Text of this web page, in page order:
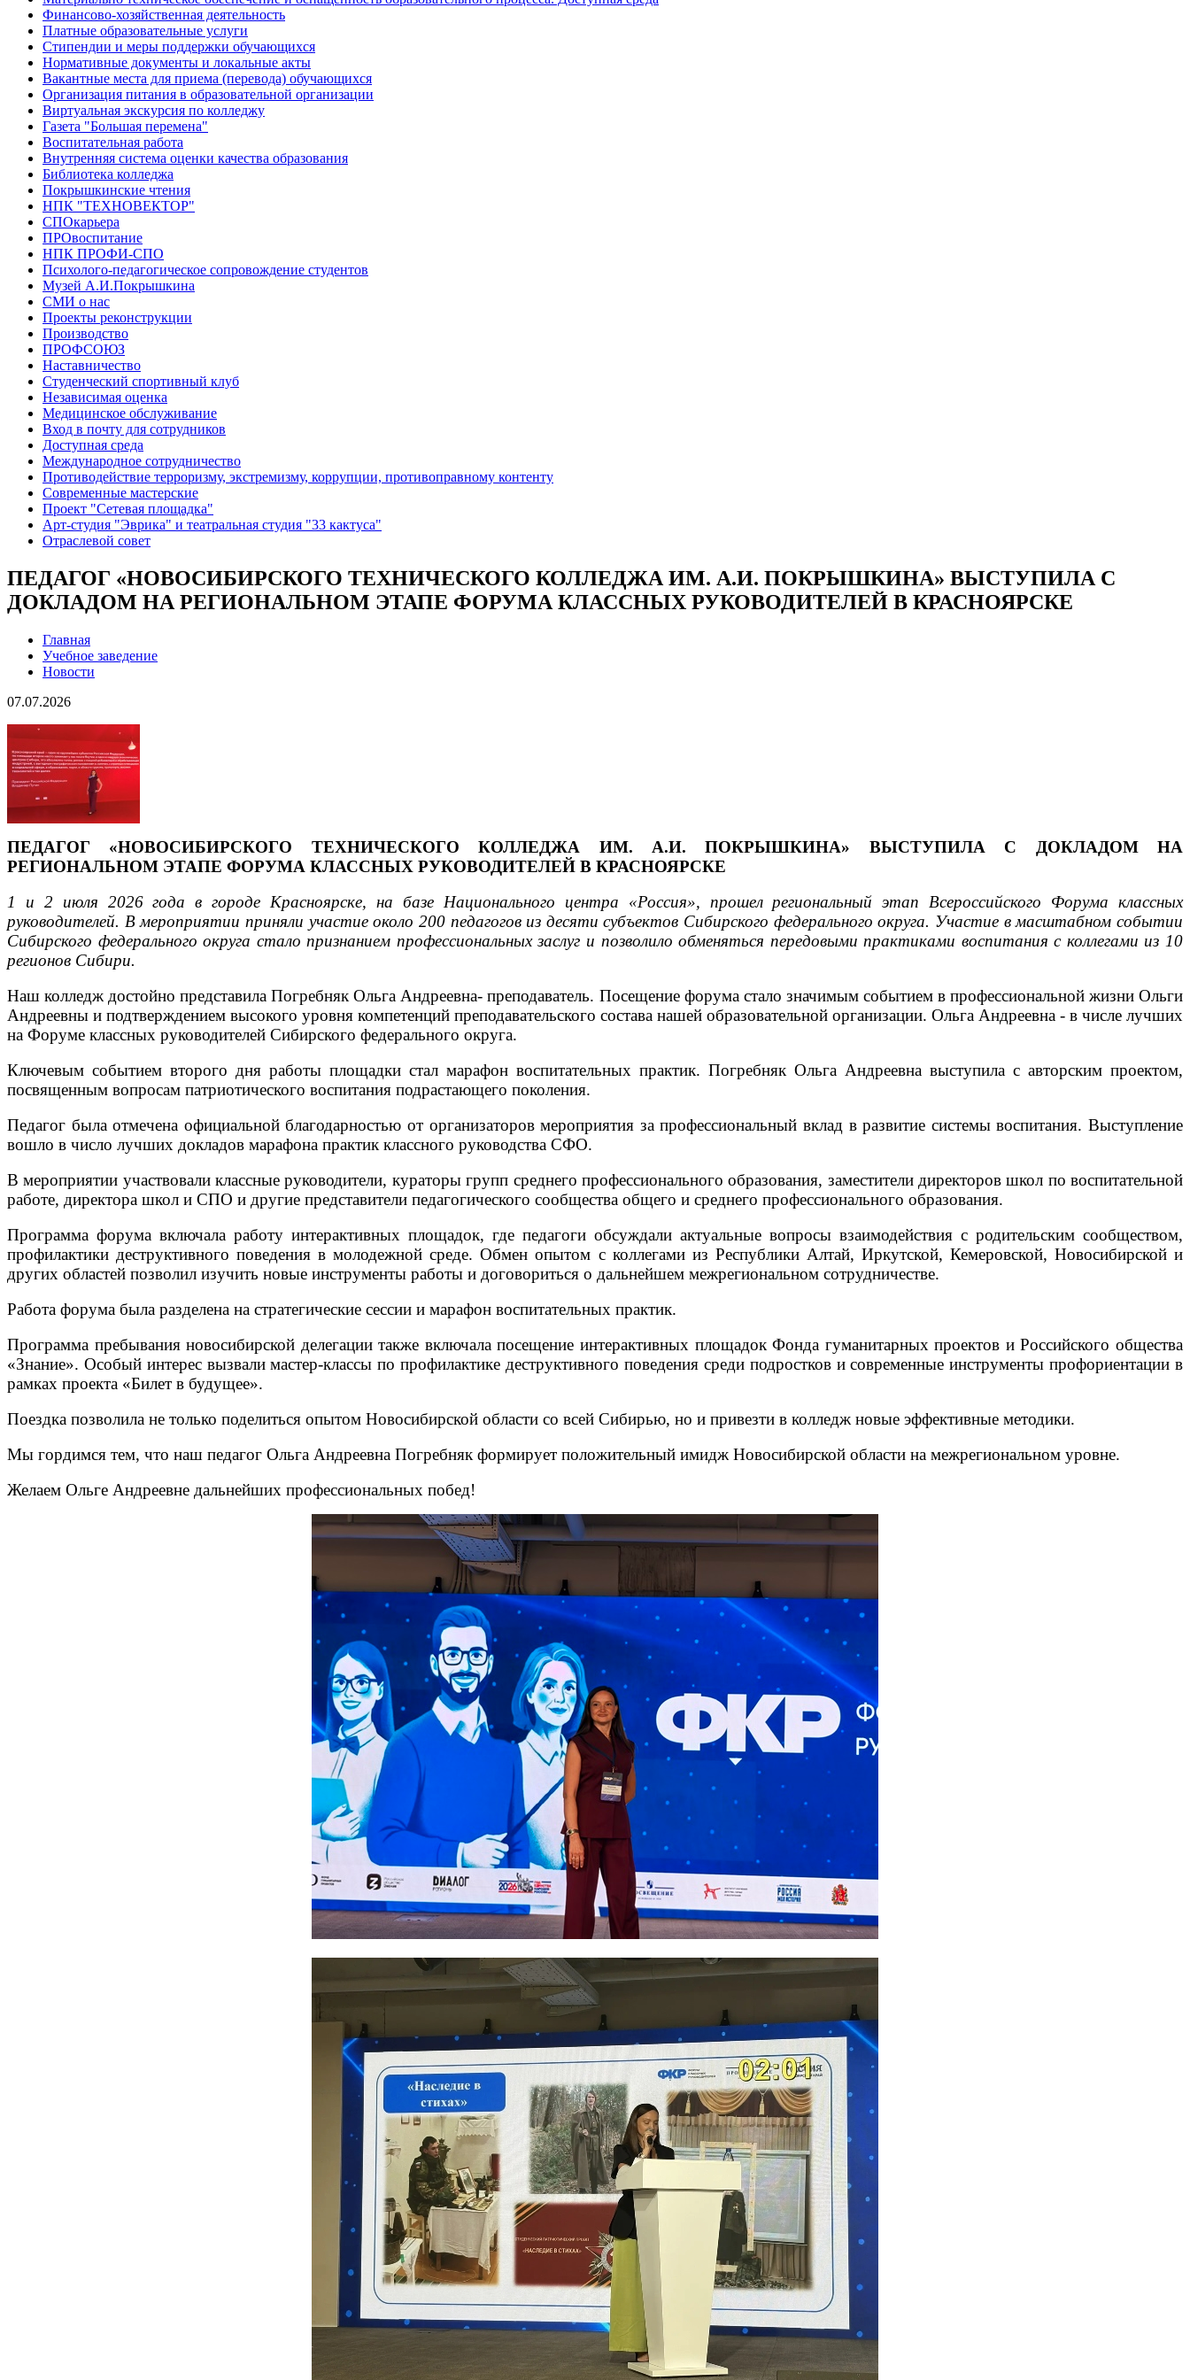
Финансово-хозяйственная деятельность
Платные образовательные услуги
Стипендии и меры поддержки обучающихся
Нормативные документы и локальные акты
Вакантные места для приема (перевода) обучающихся
Организация питания в образовательной организации
Виртуальная экскурсия по колледжу
Газета "Большая перемена"
Воспитательная работа
Внутренняя система оценки качества образования
Библиотека колледжа
Покрышкинские чтения
НПК "ТЕХНОВЕКТОР"
СПОкарьера
ПРОвоспитание
НПК ПРОФИ-СПО
Психолого-педагогическое сопровождение студентов
Музей А.И.Покрышкина
СМИ о нас
Проекты реконструкции
Производство
ПРОФСОЮЗ
Наставничество
Студенческий спортивный клуб
Независимая оценка
Медицинское обслуживание
Вход в почту для сотрудников
Доступная среда
Международное сотрудничество
Противодействие терроризму, экстремизму, коррупции, противоправному контенту
Современные мастерские
Проект "Сетевая площадка"
Арт-студия "Эврика" и театральная студия "33 кактуса"
Отраслевой совет
ПЕДАГОГ «НОВОСИБИРСКОГО ТЕХНИЧЕСКОГО КОЛЛЕДЖА ИМ. А.И. ПОКРЫШКИНА» ВЫСТУПИЛА С
ДОКЛАДОМ НА РЕГИОНАЛЬНОМ ЭТАПЕ ФОРУМА КЛАССНЫХ РУКОВОДИТЕЛЕЙ В КРАСНОЯРСКЕ
Главная
Учебное заведение
Новости
07.07.2026
ПЕДАГОГ «НОВОСИБИРСКОГО ТЕХНИЧЕСКОГО КОЛЛЕДЖА ИМ. А.И. ПОКРЫШКИНА» ВЫСТУПИЛА С ДОКЛАДОМ НА
РЕГИОНАЛЬНОМ ЭТАПЕ ФОРУМА КЛАССНЫХ РУКОВОДИТЕЛЕЙ В КРАСНОЯРСКЕ
1 и 2 июля 2026 года в городе Красноярске, на базе Национального центра «Россия», прошел региональный этап Всероссийского Форума классных
руководителей. В мероприятии приняли участие около 200 педагогов из десяти субъектов Сибирского федерального округа. Участие в масштабном событии
Сибирского федерального округа стало признанием профессиональных заслуг и позволило обменяться передовыми практиками воспитания с коллегами из 10
регионов Сибири.
Наш колледж достойно представила Погребняк Ольга Андреевна- преподаватель. Посещение форума стало значимым событием в профессиональной жизни Ольги
Андреевны и подтверждением высокого уровня компетенций преподавательского состава нашей образовательной организации. Ольга Андреевна - в числе лучших
на Форуме классных руководителей Сибирского федерального округа.
Ключевым событием второго дня работы площадки стал марафон воспитательных практик. Погребняк Ольга Андреевна выступила с авторским проектом,
посвященным вопросам патриотического воспитания подрастающего поколения.
Педагог была отмечена официальной благодарностью от организаторов мероприятия за профессиональный вклад в развитие системы воспитания. Выступление
вошло в число лучших докладов марафона практик классного руководства СФО.
В мероприятии участвовали классные руководители, кураторы групп среднего профессионального образования, заместители директоров школ по воспитательной
работе, директора школ и СПО и другие представители педагогического сообщества общего и среднего профессионального образования.
Программа форума включала работу интерактивных площадок, где педагоги обсуждали актуальные вопросы взаимодействия с родительским сообществом,
профилактики деструктивного поведения в молодежной среде. Обмен опытом с коллегами из Республики Алтай, Иркутской, Кемеровской, Новосибирской и
других областей позволил изучить новые инструменты работы и договориться о дальнейшем межрегиональном сотрудничестве.
Работа форума была разделена на стратегические сессии и марафон воспитательных практик.
Программа пребывания новосибирской делегации также включала посещение интерактивных площадок Фонда гуманитарных проектов и Российского общества
«Знание». Особый интерес вызвали мастер-классы по профилактике деструктивного поведения среди подростков и современные инструменты профориентации в
рамках проекта «Билет в будущее».
Поездка позволила не только поделиться опытом Новосибирской области со всей Сибирью, но и привезти в колледж новые эффективные методики.
Мы гордимся тем, что наш педагог Ольга Андреевна Погребняк формирует положительный имидж Новосибирской области на межрегиональном уровне.
Желаем Ольге Андреевне дальнейших профессиональных побед!